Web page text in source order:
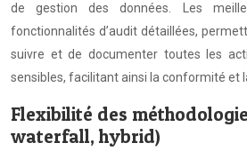
de gestion des données. Les
fonctionnalités d’audit détaillées,
suivre et de documenter toutes les
sensibles, facilitant ainsi la conformité et
Flexibilité des
waterfall, hybrid)